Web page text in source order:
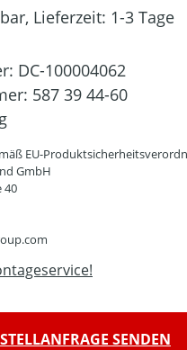
Lieferzeit: 1-3 Tage
DC-100004062
587 39 44-60
EU-
GmbH
40
SENDEN